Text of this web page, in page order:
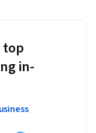
top
in-